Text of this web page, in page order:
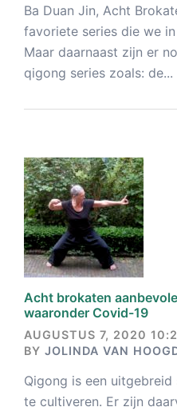
Ba Duan Jin, Acht
favoriete series die we
Maar daarnaast zijn er
qigong series zoals: de...
Acht brokaten
waaronder Covid-19
AUGUSTUS 7, 2020
BY JOLINDA VAN
Qigong is een
te cultiveren. Er zijn